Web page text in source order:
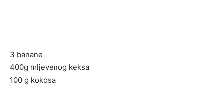
3 banane
400g mljevenog keksa
100 g kokosa